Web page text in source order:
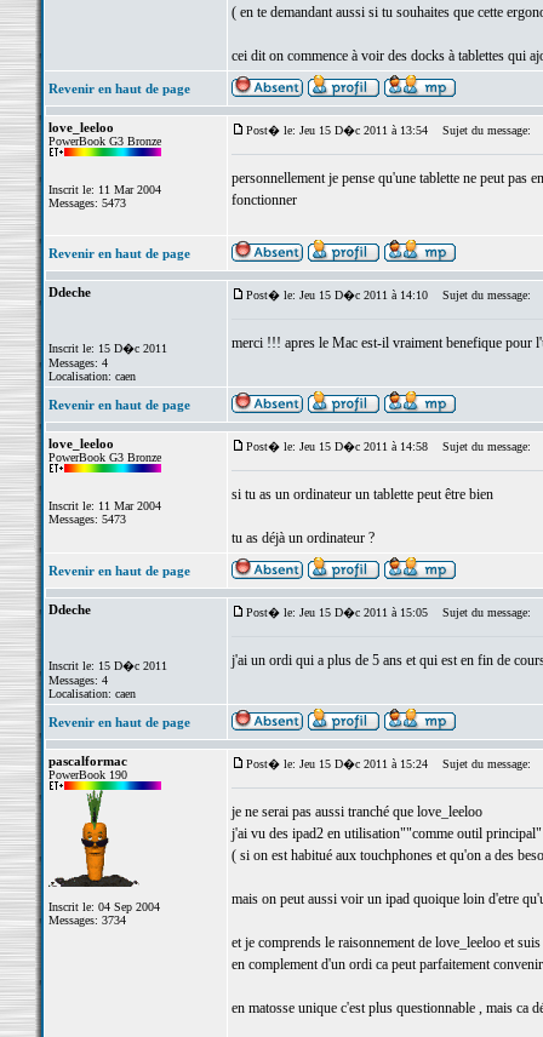
( en te demandant aussi si tu souhaites que cette
cei dit on commence à voir des docks à tablettes qui
Revenir en haut de page
love_leeloo
PowerBook G3 Bronze
Inscrit le: 11 Mar 2004
Messages: 5473
Post� le: Jeu 15 D�c 2011 à 13:54 Sujet du message:
personnellement je pense qu'une tablette ne peut pas
fonctionner
Revenir en haut de page
Ddeche
Inscrit le: 15 D�c 2011
Messages: 4
Localisation: caen
Post� le: Jeu 15 D�c 2011 à 14:10 Sujet du message:
merci !!! apres le Mac est-il vraiment benefique pour
Revenir en haut de page
love_leeloo
PowerBook G3 Bronze
Inscrit le: 11 Mar 2004
Messages: 5473
Post� le: Jeu 15 D�c 2011 à 14:58 Sujet du message:
si tu as un ordinateur un tablette peut être bien
tu as déjà un ordinateur ?
Revenir en haut de page
Ddeche
Inscrit le: 15 D�c 2011
Messages: 4
Localisation: caen
Post� le: Jeu 15 D�c 2011 à 15:05 Sujet du message:
j'ai un ordi qui a plus de 5 ans et qui est en fin de
Revenir en haut de page
pascalformac
PowerBook 190
Inscrit le: 04 Sep 2004
Messages: 3734
Post� le: Jeu 15 D�c 2011 à 15:24 Sujet du message:
je ne serai pas aussi tranché que love_leeloo
j'ai vu des ipad2 en utilisation""comme outil principal"
( si on est habitué aux touchphones et qu'on a des
mais on peut aussi voir un ipad quoique loin d'etre
et je comprends le raisonnement de love_leeloo et
en complement d'un ordi ca peut parfaitement convenir
en matosse unique c'est plus questionnable , mais ca